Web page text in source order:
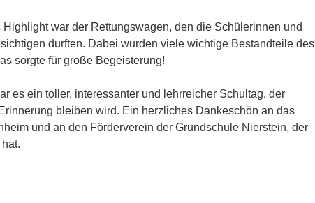
Highlight war der Rettungswagen, den die Schülerinnen und
durften. Dabei wurden viele wichtige Bestandteile des
sorgte für große Begeisterung!
es ein toller, interessanter und lehrreicher Schultag, der
bleiben wird. Ein herzliches Dankeschön an das
und an den Förderverein der Grundschule Nierstein, der